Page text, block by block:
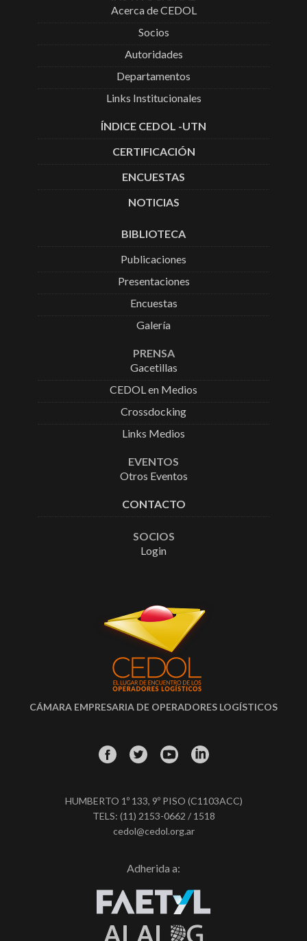
Acerca de CEDOL
Socios
Autoridades
Departamentos
Links Institucionales
ÍNDICE CEDOL -UTN
CERTIFICACIÓN
ENCUESTAS
NOTICIAS
BIBLIOTECA
Publicaciones
Presentaciones
Encuestas
Galería
PRENSA
Gacetillas
CEDOL en Medios
Crossdocking
Links Medios
EVENTOS
Otros Eventos
CONTACTO
SOCIOS
Login
CÁMARA EMPRESARIA DE OPERADORES LOGÍSTICOS
HUMBERTO 1º 133, 9º PISO (C1103ACC)
TELS: (11) 2153-0662 / 1518
cedol@cedol.org.ar
Adherida a: